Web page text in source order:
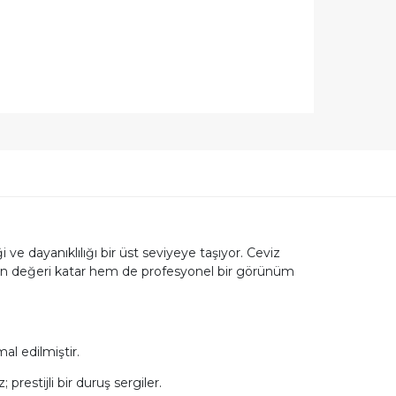
ve dayanıklılığı bir üst seviyeye taşıyor. Ceviz
değeri katar hem de profesyonel bir görünüm
edilmiştir.
prestijli bir duruş sergiler.